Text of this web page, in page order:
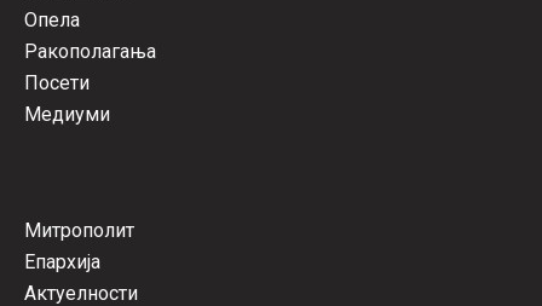
Опела
Ракополагања
Посети
Медиуми
Митрополит
Епархија
Актуелности